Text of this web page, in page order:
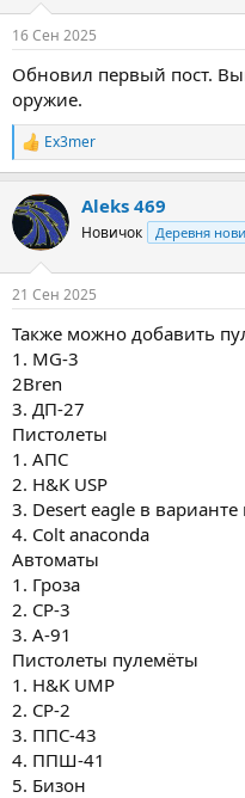
16 Сен 2025
Обновил первый пост.
оружие.
Р
е
к
ц
и
Ex3mer
Aleks 469
Новичок Деревня
21 Сен 2025
Также можно добавить
1. MG-3
2Bren
3. ДП-27
Пистолеты
1. АПС
2. H&K USP
3. Desert eagle в
4. Colt anaconda
Автоматы
1. Гроза
2. СР-3
3. А-91
Пистолеты пулемёты
1. H&K UMP
2. СР-2
3. ППС-43
4. ППШ-41
5. Бизон